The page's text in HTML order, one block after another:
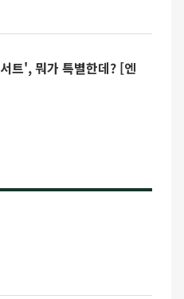
트', 뭐가 특별한데? [엔